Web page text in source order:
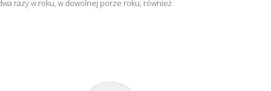
razy w roku, w dowolnej porze roku, również